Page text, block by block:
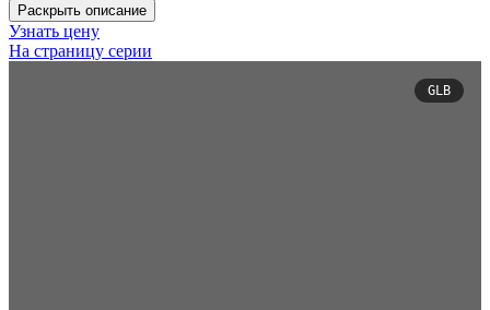
Раскрыть описание
Узнать цену
На страницу серии
GLB